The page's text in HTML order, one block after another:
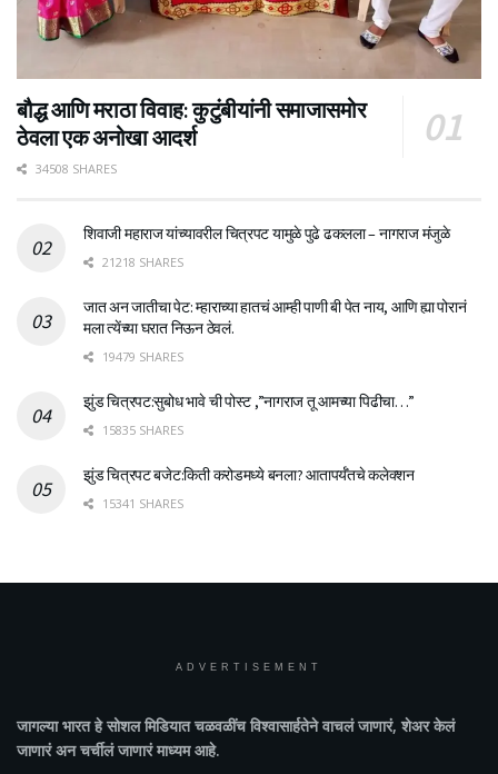
बौद्ध आणि मराठा विवाह: कुटुंबीयांनी समाजासमोर
ठेवला एक अनोखा आदर्श
34508 SHARES
शिवाजी महाराज यांच्यावरील चित्रपट यामुळे पुढे ढकलला – नागराज मंजुळे
21218 SHARES
जात अन जातीचा पेट: म्हाराच्या हातचं आम्ही पाणी बी पेत नाय, आणि ह्या पोरानं
मला त्येंच्या घरात निऊन ठेवलं.
19479 SHARES
झुंड चित्रपट:सुबोध भावे ची पोस्ट ,”नागराज तू आमच्या पिढीचा…”
15835 SHARES
झुंड चित्रपट बजेट:किती करोडमध्ये बनला? आतापर्यँतचे कलेक्शन
15341 SHARES
ADVERTISEMENT
जागल्या भारतहे सोशल मिडियात चळवळींच विश्वासार्हतेने वाचलं जाणारं, शेअर केलं
जाणारं अन चर्चीलं जाणारं माध्यम आहे.